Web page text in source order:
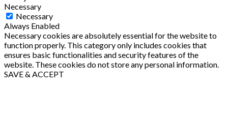
Necessary
Necessary
Always Enabled
Necessary cookies are absolutely essential for the website to
function properly. This category only includes cookies that
ensures basic functionalities and security features of the
website. These cookies do not store any personal information.
SAVE & ACCEPT